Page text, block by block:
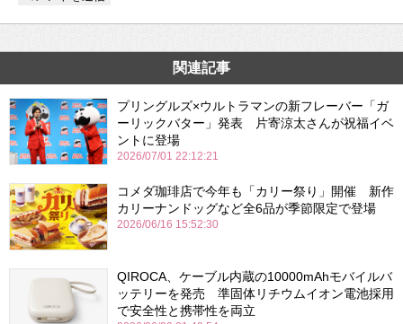
関連記事
プリングルズ×ウルトラマンの新フレーバー「ガ
ーリックバター」発表 片寄涼太さんが祝福イベ
ントに登場
2026/07/01 22:12:21
コメダ珈琲店で今年も「カリー祭り」開催 新作
カリーナンドッグなど全6品が季節限定で登場
2026/06/16 15:52:30
QIROCA、ケーブル内蔵の10000mAhモバイルバ
ッテリーを発売 準固体リチウムイオン電池採用
で安全性と携帯性を両立